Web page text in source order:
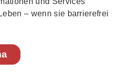
– wenn sie barrierefrei